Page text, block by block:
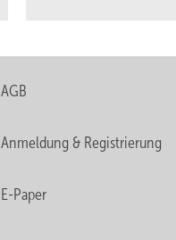
AGB
Anmeldung & Registrierung
E-Paper